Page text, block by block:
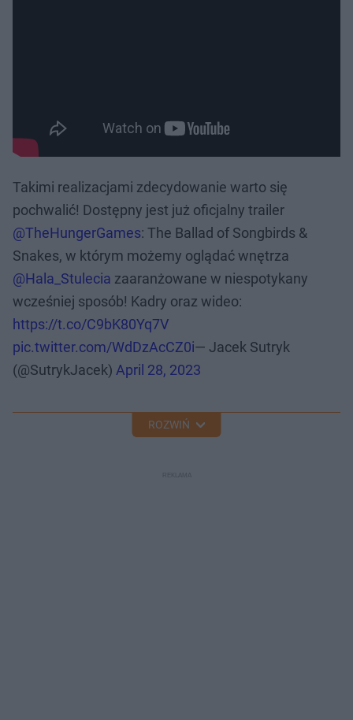
Takimi realizacjami zdecydowanie warto się
pochwalić! Dostępny jest już oficjalny trailer
@TheHungerGames: The Ballad of Songbirds &
Snakes, w którym możemy oglądać wnętrza
@Hala_Stulecia zaaranżowane w niespotykany
wcześniej sposób! Kadry oraz wideo:
https://t.co/C9bK80Yq7V
pic.twitter.com/WdDzAcCZ0i— Jacek Sutryk
(@SutrykJacek) April 28, 2023
ROZWIŃ